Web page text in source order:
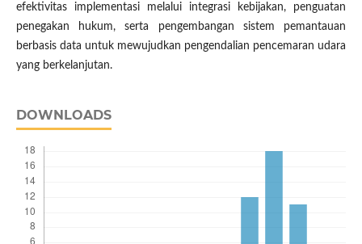
efektivitas implementasi melalui integrasi kebijakan, penguatan
penegakan hukum, serta pengembangan sistem pemantauan
berbasis data untuk mewujudkan pengendalian pencemaran udara
yang berkelanjutan.
DOWNLOADS